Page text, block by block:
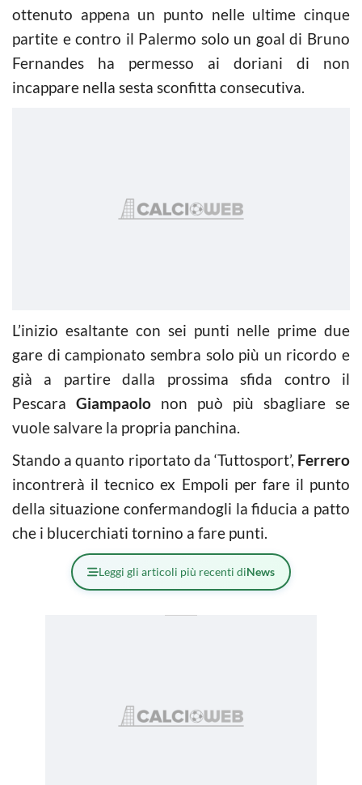
ottenuto appena un punto nelle ultime cinque
partite e contro il Palermo solo un goal di Bruno
Fernandes ha permesso ai doriani di non
incappare nella sesta sconfitta consecutiva.
L’inizio esaltante con sei punti nelle prime due
gare di campionato sembra solo più un ricordo e
già a partire dalla prossima sfida contro il
Pescara Giampaolo non può più sbagliare se
vuole salvare la propria panchina.
Stando a quanto riportato da ‘Tuttosport’, Ferrero
incontrerà il tecnico ex Empoli per fare il punto
della situazione confermandogli la fiducia a patto
che i blucerchiati tornino a fare punti.
Leggi gli articoli più recenti diNews